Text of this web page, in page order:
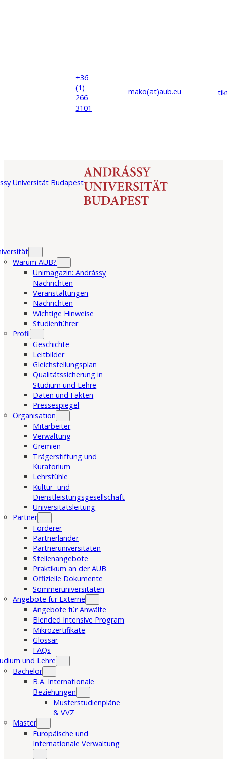
+36
(1)
266
3101
mako(at)aub.eu
Warum AUB?
Unimagazin: Andrássy
Nachrichten
Veranstaltungen
Nachrichten
Wichtige Hinweise
Studienführer
Profil
Geschichte
Leitbilder
Gleichstellungsplan
Qualitätssicherung in
Studium und Lehre
Daten und Fakten
Pressespiegel
Organisation
Mitarbeiter
Verwaltung
Gremien
Trägerstiftung und
Kuratorium
Lehrstühle
Kultur- und
Dienstleistungsgesellschaft
Universitätsleitung
Partner
Förderer
Partnerländer
Partneruniversitäten
Stellenangebote
Praktikum an der AUB
Offizielle Dokumente
Sommeruniversitäten
Angebote für Externe
Angebote für Anwälte
Blended Intensive Program
Mikrozertifikate
Glossar
FAQs
und Lehre
Bachelor
B.A. Internationale
Beziehungen
Musterstudienpläne
& VVZ
Master
Europäische und
Internationale Verwaltung